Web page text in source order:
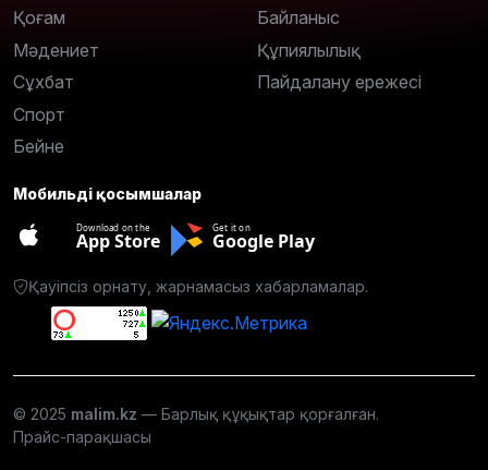
Қоғам
Мәдениет
Сұхбат
Спорт
Бейне
Байланыс
Құпиялылық
Пайдалану ережесі
Мобильді қосымшалар
Download on the
App Store
Get it on
Google Play
Қауіпсіз орнату, жарнамасыз хабарламалар.
© 2025 malim.kz — Барлық құқықтар қорғалған.
Прайс-парақшасы